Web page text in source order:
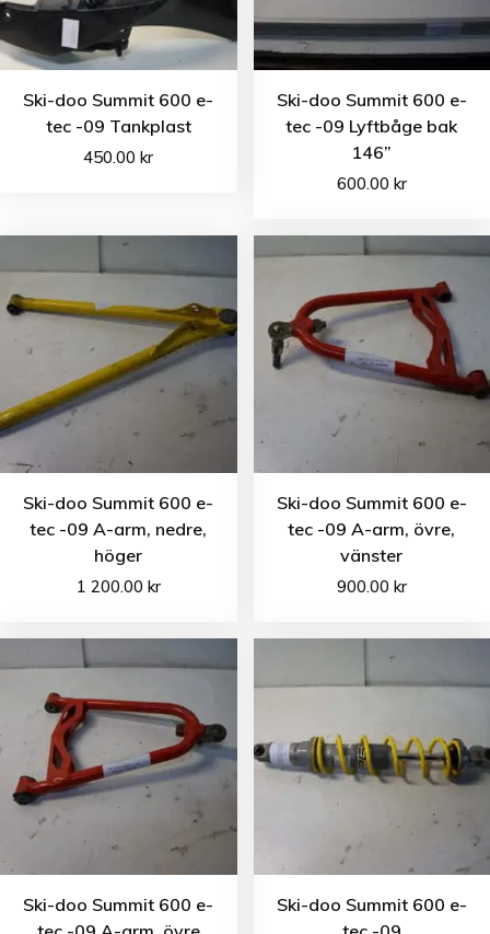
Ski-doo Summit 600 e-
tec -09 Tankplast
450.00kr
Ski-doo Summit 600 e-
tec -09 Lyftbåge bak
146”
600.00 kr
Ski-doo Summit 600 e-
tec -09 A-arm, nedre,
höger
1 200.00 kr
Ski-doo Summit 600 e-
tec -09 A-arm, övre,
vänster
900.00 kr
Ski-doo Summit 600 e-
Ski-doo Summit 600 e-